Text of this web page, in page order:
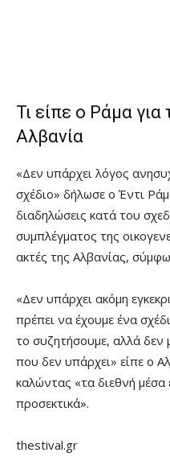
Τι είπε ο Ράμα για
Αλβανία
«Δεν υπάρχει λόγος
σχέδιο» δήλωσε ο Έντι
διαδηλώσεις κατά του
συμπλέγματος της
ακτές της Αλβανίας,
«Δεν υπάρχει ακόμη
πρέπει να έχουμε ένα
το συζητήσουμε, αλλά δεν
που δεν υπάρχει» είπε ο
καλώντας «τα διεθνή μέσα
προσεκτικά».
thestival.gr